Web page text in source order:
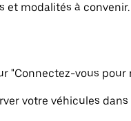
et modalités à
"Connectez-vous pour
votre véhicules